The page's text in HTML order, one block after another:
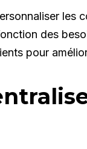
les
des
pour